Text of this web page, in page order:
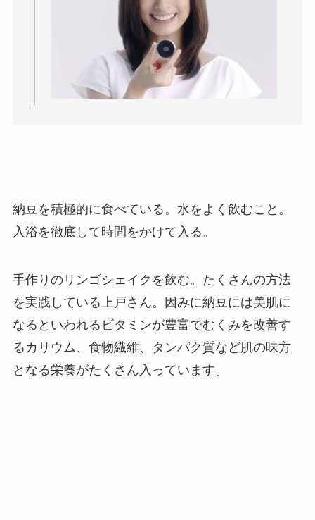
納豆を積極的に食べている。水をよく飲むこと。
入浴を徹底して時間をかけて入る。
手作りのリンゴシェイクを飲む。たくさんの方法
を実践している上戸さん。因みに納豆には美肌に
なるといわれるビタミンが豊富でむくみを改善す
るカリウム、食物繊維、タンパク質など肌の味方
となる栄養がたくさん入っています。